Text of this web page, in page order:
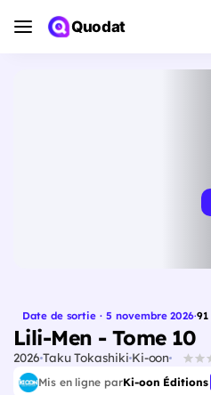
Quodat
Date de sortie · 5 novembre 2026·91
Lili-Men - Tome 10
2026 Taku Tokashiki Ki-oon
Mis en ligne parKi-oon Éditions